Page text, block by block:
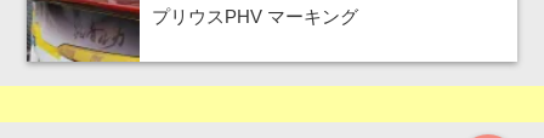
プリウスPHV マーキング